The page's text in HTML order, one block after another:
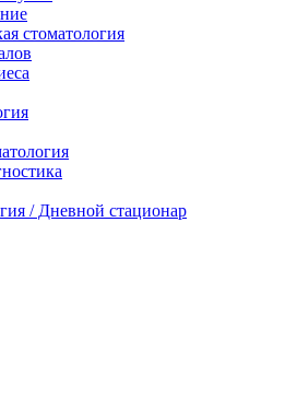
стоматология
/ Дневной стационар